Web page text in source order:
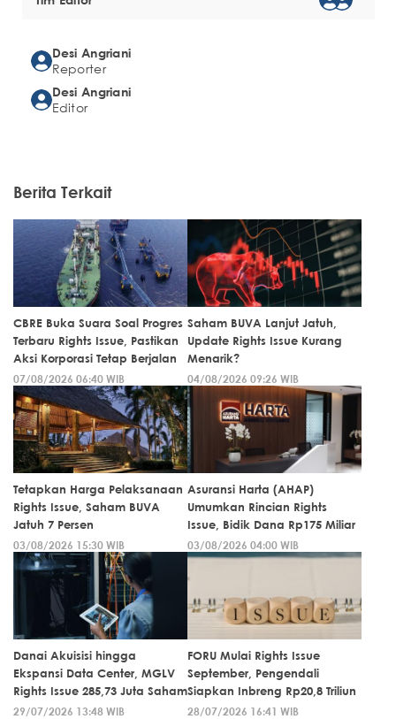
Desi Angriani
Reporter
Desi Angriani
Editor
Berita Terkait
CBRE Buka Suara Soal Progres
Terbaru Rights Issue, Pastikan
Aksi Korporasi Tetap Berjalan
07/08/2026 06:40 WIB
Saham BUVA Lanjut Jatuh,
Update Rights Issue Kurang
Menarik?
04/08/2026 09:26 WIB
Tetapkan Harga Pelaksanaan
Rights Issue, Saham BUVA
Jatuh 7 Persen
03/08/2026 15:30 WIB
Asuransi Harta (AHAP)
Umumkan Rincian Rights
Issue, Bidik Dana Rp175 Miliar
03/08/2026 04:00 WIB
Danai Akuisisi hingga
Ekspansi Data Center, MGLV
Rights Issue 285,73 Juta Saham
29/07/2026 13:48 WIB
FORU Mulai Rights Issue
September, Pengendali
Siapkan Inbreng Rp20,8 Triliun
28/07/2026 16:41 WIB